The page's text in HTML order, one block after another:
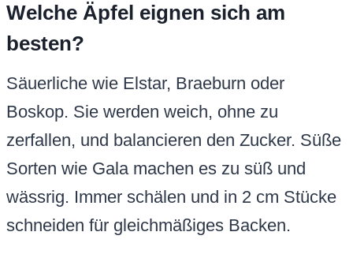
Welche Äpfel eignen sich am
besten?
Säuerliche wie Elstar, Braeburn oder
Boskop. Sie werden weich, ohne zu
zerfallen, und balancieren den Zucker. Süße
Sorten wie Gala machen es zu süß und
wässrig. Immer schälen und in 2 cm Stücke
schneiden für gleichmäßiges Backen.